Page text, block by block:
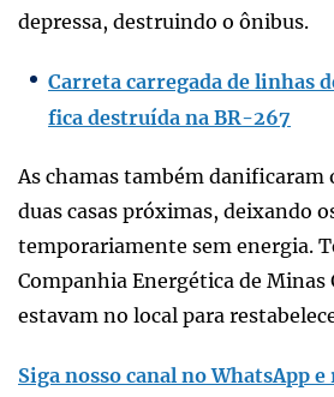
depressa, destruindo o ônibus.
Carreta carregada de linhas
fica destruída na BR-267
As chamas também danificaram
duas casas próximas, deixando
temporariamente sem energia.
Companhia Energética de Minas
estavam no local para
Siga nosso canal no WhatsApp